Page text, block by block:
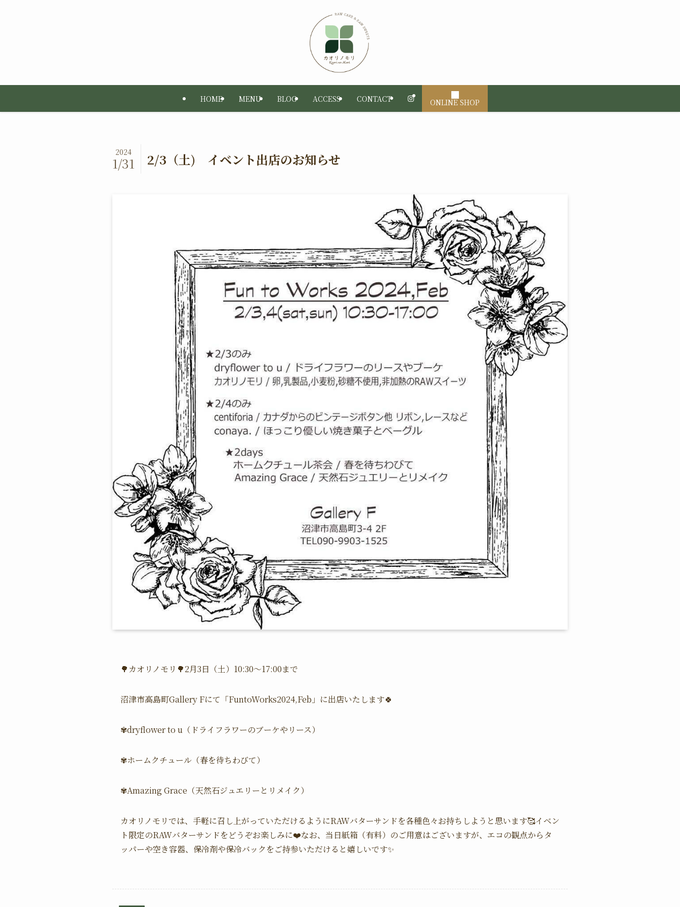
HOME MENU BLOG ACCESS CONTACT ONLINE SHOP
2/3（土) イベント出店のお知らせ
2024
1/31
🌳カオリノモリ🌳2月3日（土）10:30〜17:00まで
沼津市高島町Gallery Fにて「FuntoWorks2024,Feb」に出店いたします🍀
✾dryflower to u（ドライフラワーのブーケやリース）
✾ホームクチュール（春を待ちわびて）
✾Amazing Grace（天然石ジュエリーとリメイク）
カオリノモリでは、手軽に召し上がっていただけるようにRAWバターサンドを各種色々お持ちしようと思います🥰イベン
ト限定のRAWバターサンドをどうぞお楽しみに❤️なお、当日紙箱（有料）のご用意はございますが、エコの観点からタ
ッパーや空き容器、保冷剤や保冷バックをご持参いただけると嬉しいです✨